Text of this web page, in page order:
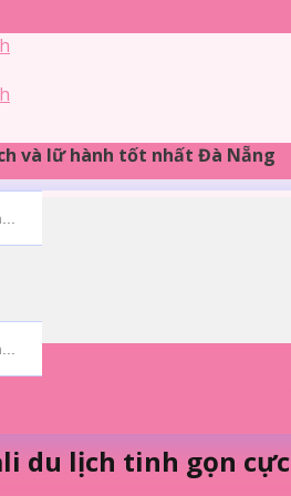
và lữ hành tốt nhất Đà Nẵng
du lịch tinh gọn